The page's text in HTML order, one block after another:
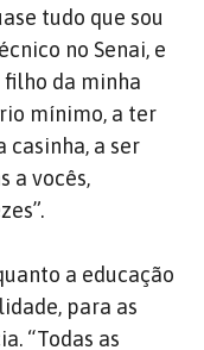
tudo que sou
no Senai, e
da minha
mínimo, a ter
casinha, a ser
a vocês,
a educação
para as
“Todas as